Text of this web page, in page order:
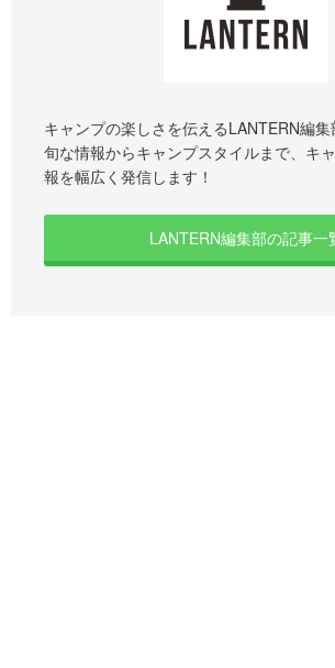
キャンプの楽しさを伝えるLANTERN編集
旬な情報からキャンプスタイルまで、キ
報を幅広く発信します！
LANTERN編集部の記事一